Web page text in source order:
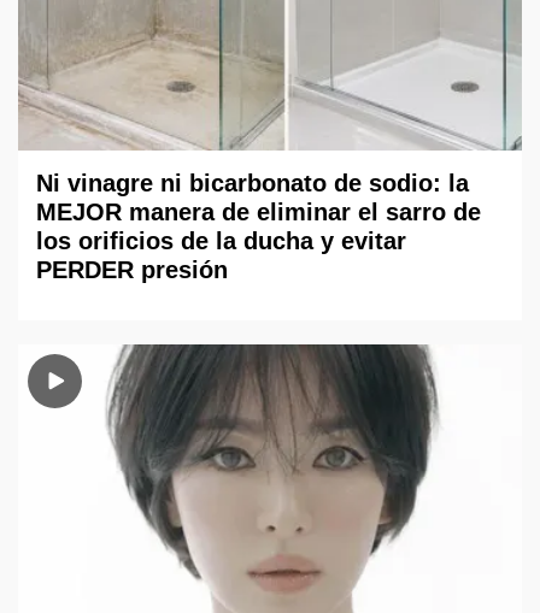
Ni vinagre ni bicarbonato de sodio: la
MEJOR manera de eliminar el sarro de
los orificios de la ducha y evitar
PERDER presión